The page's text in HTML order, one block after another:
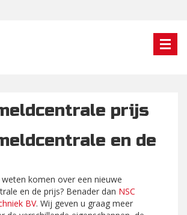
prijs
en de
komen over een nieuwe
en de prijs? Benader dan NSC
BV. Wij geven u graag meer